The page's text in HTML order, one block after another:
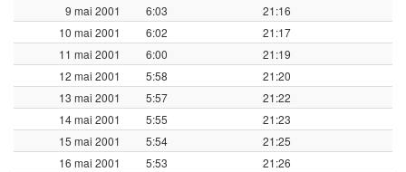
9 mai 2001 6:03
21:16
10 mai 2001
6:02
21:17
11 mai 2001
6:00
21:19
12 mai 2001
5:58
21:20
13 mai 2001
5:57
21:22
14 mai 2001
5:55
21:23
15 mai 2001
5:54
21:25
16 mai 2001
5:53
21:26